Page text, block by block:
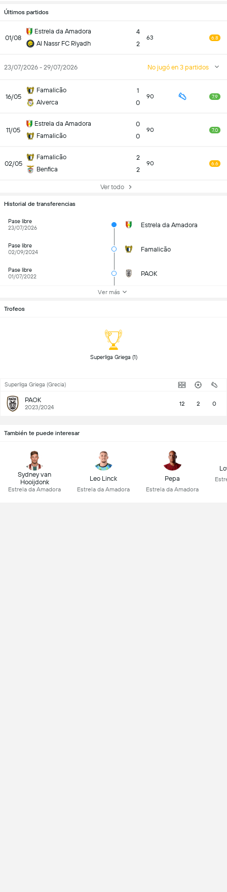
Últimos partidos
01/08
Estrela da Amadora
Al Nassr FC Riyadh
4
2
63 6.8
23/07/2026 - 29/07/2026 No jugó en 3 partidos
16/05
Famalicão
Alverca
1
0
90 7.9
11/05
Estrela da Amadora
Famalicão
0
0
90 7.0
02/05
Famalicão
Benfica
2
2
90 6.6
Ver todo
Historial de transferencias
Pase libre
23/07/2026
Estrela da Amadora
Pase libre
02/09/2024
Famalicão
Pase libre
01/07/2022
PAOK
Ver más
Trofeos
Superliga Griega (1)
Superliga Griega (Grecia)
PAOK
2023/2024 12 2 0
También te puede interesar
Sydney van
Hooijdonk
Estrela da Amadora
Leo Linck
Estrela da Amadora
Pepa
Estrela da Amadora